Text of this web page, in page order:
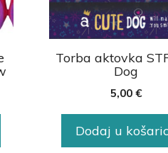
Torba aktovka
Dog
5,00 €
Dodaj u